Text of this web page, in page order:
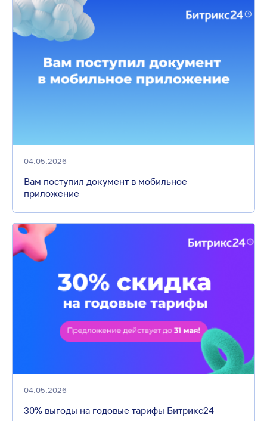
04.05.2026
Вам поступил документ в мобильное
приложение
04.05.2026
30% выгоды на годовые тарифы Битрикс24